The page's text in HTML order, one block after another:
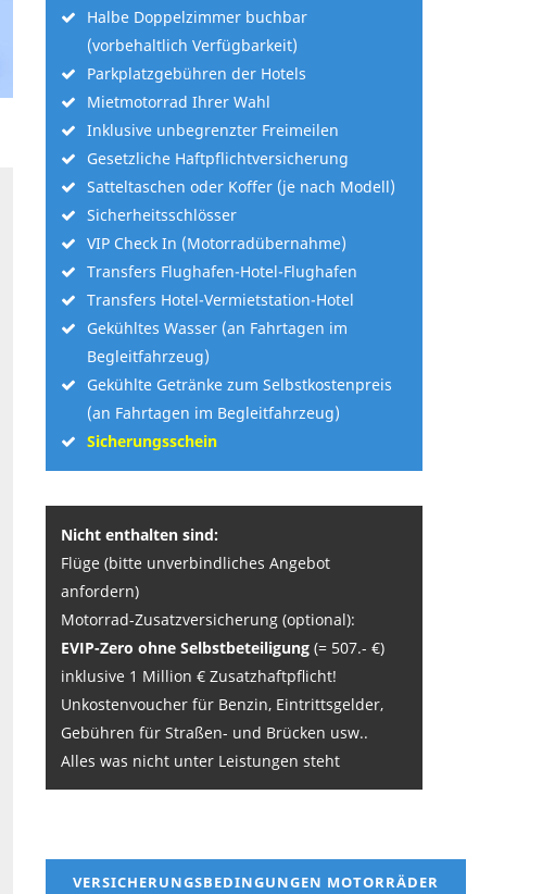
Halbe Doppelzimmer buchbar
(vorbehaltlich Verfügbarkeit)
Parkplatzgebühren der Hotels
Mietmotorrad Ihrer Wahl
Inklusive unbegrenzter Freimeilen
Gesetzliche Haftpflichtversicherung
Satteltaschen oder Koffer (je nach Modell)
Sicherheitsschlösser
VIP Check In (Motorradübernahme)
Transfers Flughafen-Hotel-Flughafen
Transfers Hotel-Vermietstation-Hotel
Gekühltes Wasser (an Fahrtagen im
Begleitfahrzeug)
Gekühlte Getränke zum Selbstkostenpreis
(an Fahrtagen im Begleitfahrzeug)
Sicherungsschein
Nicht enthalten sind:
Flüge (bitte unverbindliches Angebot
anfordern)
Motorrad-Zusatzversicherung (optional):
EVIP-Zero ohne Selbstbeteiligung (= 507.- €)
inklusive 1 Million € Zusatzhaftpflicht!
Unkostenvoucher für Benzin, Eintrittsgelder,
Gebühren für Straßen- und Brücken usw..
Alles was nicht unter Leistungen steht
VERSICHERUNGSBEDINGUNGEN MOTORRÄDER